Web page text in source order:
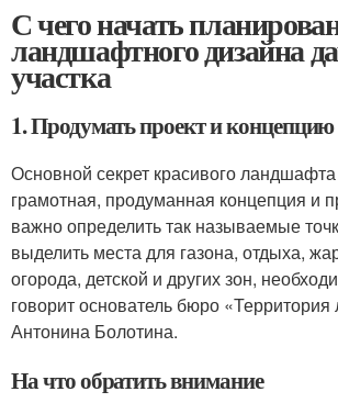
С чего начать
ландшафтного дизайна
участка
1. Продумать проект и концепцию
Основной секрет красивого
грамотная, продуманная концепция и
важно определить так называемые
выделить места для газона, отдыха,
огорода, детской и других зон,
говорит основатель бюро
Антонина Болотина.
На что обратить внимание